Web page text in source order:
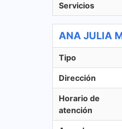
Servicios
ANA JULIA
Tipo
Dirección
Horario de
atención